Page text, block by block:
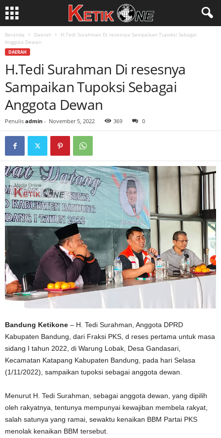
Beranda Daerah
H.Tedi Surahman Di resesnya Sampaikan Tupoksi Sebagai
Anggota Dewan
DAERAH
H.Tedi Surahman Di resesnya
Sampaikan Tupoksi Sebagai
Anggota Dewan
Penulis admin - November 5, 2022 369 0
Bandung Ketikone – H. Tedi Surahman, Anggota DPRD
Kabupaten Bandung, dari Fraksi PKS, d reses pertama untuk masa
sidang I tahun 2022, di Warung Lobak, Desa Gandasari,
Kecamatan Katapang Kabupaten Bandung, pada hari Selasa
(1/11/2022), sampaikan tupoksi sebagai anggota dewan.
Menurut H. Tedi Surahman, sebagai anggota dewan, yang dipilih
oleh rakyatnya, tentunya mempunyai kewajiban membela rakyat,
salah satunya yang ramai, sewaktu kenaikan BBM Partai PKS
menolak kenaikan BBM tersebut.